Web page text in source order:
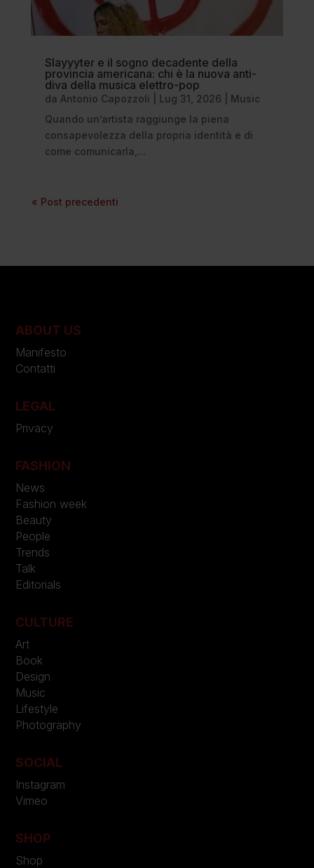
Slayyyter e il sogno decadente della
provincia americana: chi è la nuova anti-
diva della musica elettro-pop
da Antonio Capozzoli Lug 31, 2026
Music
Quando un’artista raggiunge la piena
consapevolezza della propria identità e di
come comunicarla,...
« Post precedenti
ABOUT US
Manifesto
Contatti
LEGAL
Privacy
FASHION
News
Fashion week
Beauty
People
Trends
Talk
Editorials
CULTURE
Art
Book
Design
Music
Lifestyle
Photography
SOCIAL
Instagram
Vimeo
SHOP
Shop